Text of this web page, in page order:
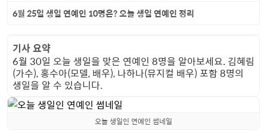
6월 25일 생일 연예인 10명은? 오늘 생일 연예인 정리
기사 요약
6월 30일 오늘 생일을 맞은 연예인 8명을 알아보세요. 김혜림
(가수), 홍수아(모델, 배우), 나하나(뮤지컬 배우) 포함 8명의
생일을 알 수 있습니다.
오늘 생일인 연예인 썸네일